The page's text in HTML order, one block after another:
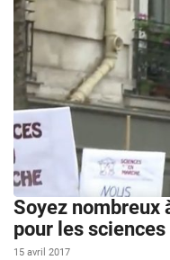
Soyez nombreux
pour les
15 avril 2017